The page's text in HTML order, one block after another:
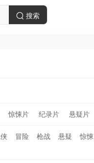
搜索
惊悚片 纪录片 悬疑片
冒险 枪战 悬疑 惊悚